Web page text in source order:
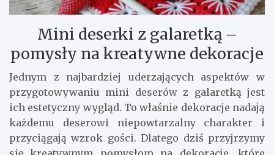
Mini deserki z galaretką –
pomysły na kreatywne dekoracje
Jednym z najbardziej uderzających aspektów w
przygotowywaniu mini deserów z galaretką jest
ich estetyczny wygląd. To właśnie dekoracje nadają
każdemu deserowi niepowtarzalny charakter i
przyciągają wzrok gości. Dlatego dziś przyjrzymy